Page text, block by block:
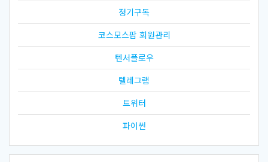
정기구독
코스모스팜 회원관리
텐서플로우
텔레그램
트위터
파이썬